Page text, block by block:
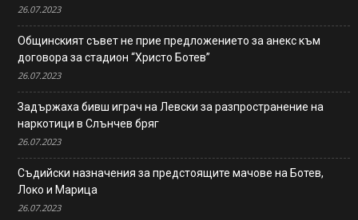
26.07.2023
Общинският съвет не прие предложението за анекс към
договора за стадион “Христо Ботев”
26.07.2023
Задържаха бивш играч на Левски за разпространение на
наркотици в Слънчев бряг
26.07.2023
Съдийски назначения за предстоящите мачове на Ботев,
Локо и Марица
26.07.2023